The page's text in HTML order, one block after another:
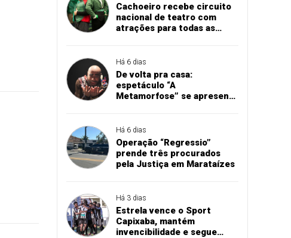
Cachoeiro recebe circuito
nacional de teatro com
atrações para todas as
Há 6 dias
De volta pra casa:
espetáculo “A
Metamorfose” se apresenta
Há 6 dias
Operação “Regressio”
prende três procurados
pela Justiça em Marataízes
Há 3 dias
Estrela vence o Sport
Capixaba, mantém
invencibilidade e segue